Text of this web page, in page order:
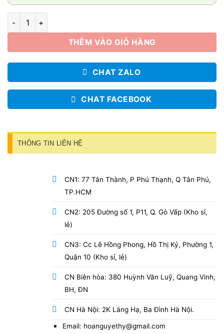
Bó hoa Tình nồng 008 số lượng
THÊM VÀO GIỎ HÀNG
CHAT ZALO
CHAT FACEBOOK
THÔNG TIN LIÊN HỆ
CN1: 77 Tân Thành, P Phú Thạnh, Q Tân Phú,
TP.HCM
CN2: 205 Đường số 1, P11, Q. Gò Vấp (Kho sỉ,
lẻ)
CN3: Cc Lê Hồng Phong, Hồ Thị Kỷ, Phường 1,
Quận 10 (Kho sỉ, lẻ)
CN Biên hòa: 380 Huỳnh Văn Luỹ, Quang Vinh,
BH, ĐN
CN Hà Nội: 2K Láng Hạ, Ba Đình Hà Nội.
Email: hoanguyethy@gmail.com